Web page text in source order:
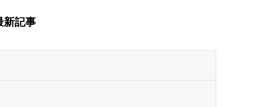
新記事